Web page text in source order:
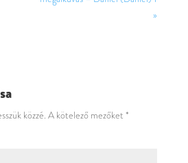
»
közzé. A kötelező mezőket *